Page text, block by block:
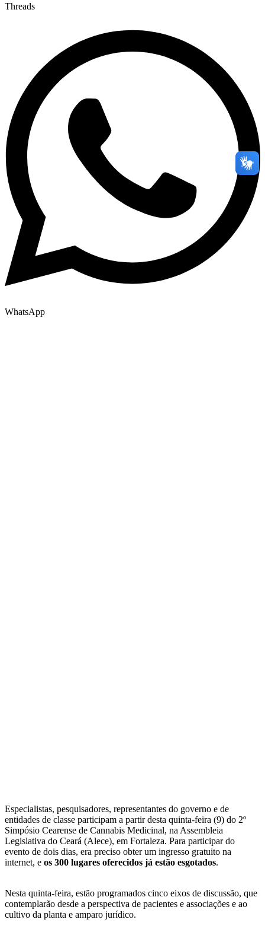
Threads
WhatsApp
Especialistas, pesquisadores, representantes do governo e de
entidades de classe participam a partir desta quinta-feira (9) do 2º
Simpósio Cearense de Cannabis Medicinal, na Assembleia
Legislativa do Ceará (Alece), em Fortaleza. Para participar do
evento de dois dias, era preciso obter um ingresso gratuito na
internet, e os 300 lugares oferecidos já estão esgotados.
Nesta quinta-feira, estão programados cinco eixos de discussão, que
contemplarão desde a perspectiva de pacientes e associações e ao
cultivo da planta e amparo jurídico.